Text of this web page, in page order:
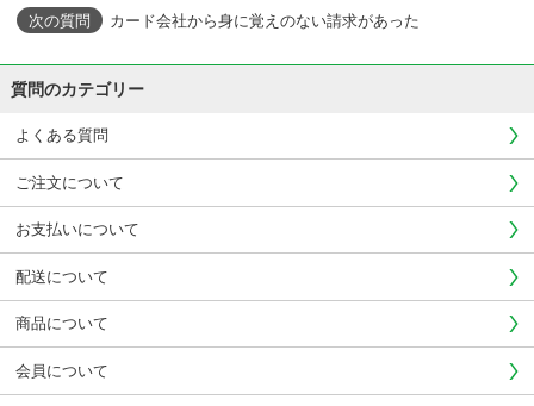
カード会社から身に覚えのない請求があった
質問のカテゴリー
よくある質問
ご注文について
お支払いについて
配送について
商品について
会員について